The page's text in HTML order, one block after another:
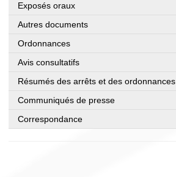
Exposés oraux
Autres documents
Ordonnances
Avis consultatifs
Résumés des arrêts et des ordonnances
Communiqués de presse
Correspondance